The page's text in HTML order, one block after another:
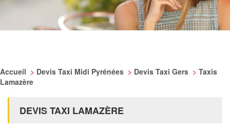
Accueil > Devis Taxi Midi Pyrénées > Devis Taxi Gers > Taxis
Lamazère
DEVIS TAXI LAMAZÈRE